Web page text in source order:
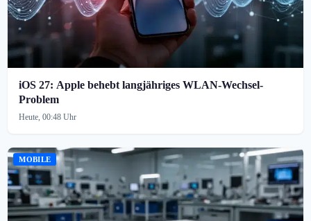
iOS 27: Apple behebt langjähriges WLAN-Wechsel-
Problem
Heute, 00:48 Uhr
MOBILE